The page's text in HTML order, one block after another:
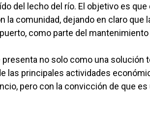
del lecho del río. El objetivo es
la comunidad, dejando en claro
como parte del
presenta no solo como una
las principales actividades
pero con la convicción de que